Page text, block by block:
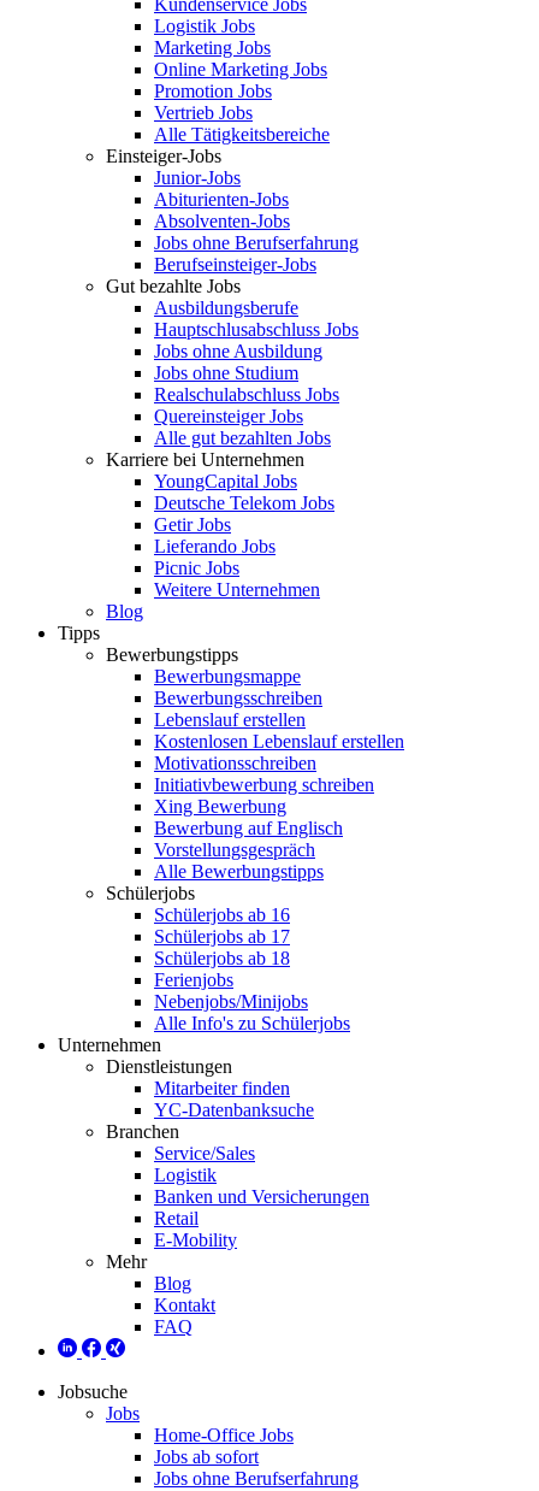
Kundenservice Jobs
Logistik Jobs
Marketing Jobs
Online Marketing Jobs
Promotion Jobs
Vertrieb Jobs
Alle Tätigkeitsbereiche
Einsteiger-Jobs
Junior-Jobs
Abiturienten-Jobs
Absolventen-Jobs
Jobs ohne Berufserfahrung
Berufseinsteiger-Jobs
Gut bezahlte Jobs
Ausbildungsberufe
Hauptschlusabschluss Jobs
Jobs ohne Ausbildung
Jobs ohne Studium
Realschulabschluss Jobs
Quereinsteiger Jobs
Alle gut bezahlten Jobs
Karriere bei Unternehmen
YoungCapital Jobs
Deutsche Telekom Jobs
Getir Jobs
Lieferando Jobs
Picnic Jobs
Weitere Unternehmen
Blog
Tipps
Bewerbungstipps
Bewerbungsmappe
Bewerbungsschreiben
Lebenslauf erstellen
Kostenlosen Lebenslauf erstellen
Motivationsschreiben
Initiativbewerbung schreiben
Xing Bewerbung
Bewerbung auf Englisch
Vorstellungsgespräch
Alle Bewerbungstipps
Schülerjobs
Schülerjobs ab 16
Schülerjobs ab 17
Schülerjobs ab 18
Ferienjobs
Nebenjobs/Minijobs
Alle Info's zu Schülerjobs
Unternehmen
Dienstleistungen
Mitarbeiter finden
YC-Datenbanksuche
Branchen
Service/Sales
Logistik
Banken und Versicherungen
Retail
E-Mobility
Mehr
Blog
Kontakt
FAQ
Jobsuche
Jobs
Home-Office Jobs
Jobs ab sofort
Jobs ohne Berufserfahrung